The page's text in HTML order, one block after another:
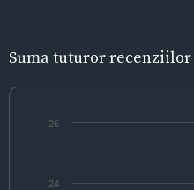
Suma tuturor recenziilor
24
26